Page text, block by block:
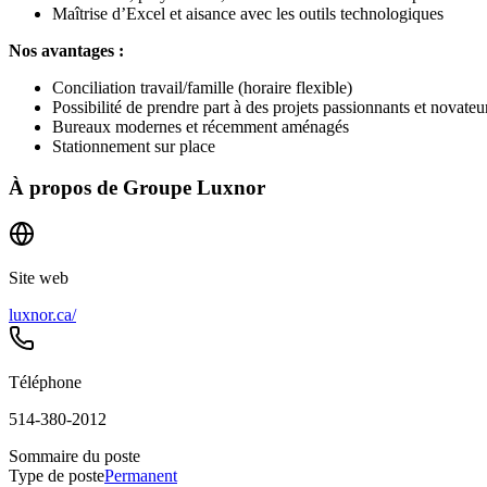
Maîtrise d’Excel et aisance avec les outils technologiques
Nos avantages :
Conciliation travail/famille (horaire flexible)
Possibilité de prendre part à des projets passionnants et
Bureaux modernes et récemment aménagés
Stationnement sur place
À propos de Groupe Luxnor
Site web
luxnor.ca/
Téléphone
514-380-2012
Sommaire du poste
Type de postePermanent